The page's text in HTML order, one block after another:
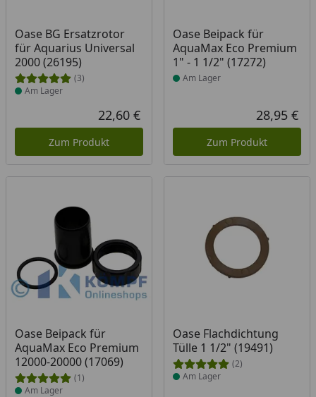
Oase BG Ersatzrotor
für Aquarius Universal
2000 (26195)
(3)
Produkt am Lager
Am Lager
Aktueller Preis
22,60 €
Zum Produkt
Oase Beipack für
AquaMax Eco Premium
1" - 1 1/2" (17272)
Produkt am Lager
Am Lager
28,95 €
Zum Produkt
Oase Beipack für
AquaMax Eco Premium
12000-20000 (17069)
(1)
Produkt am Lager
Am Lager
Oase Flachdichtung
Tülle 1 1/2" (19491)
(2)
Produkt am Lager
Am Lager